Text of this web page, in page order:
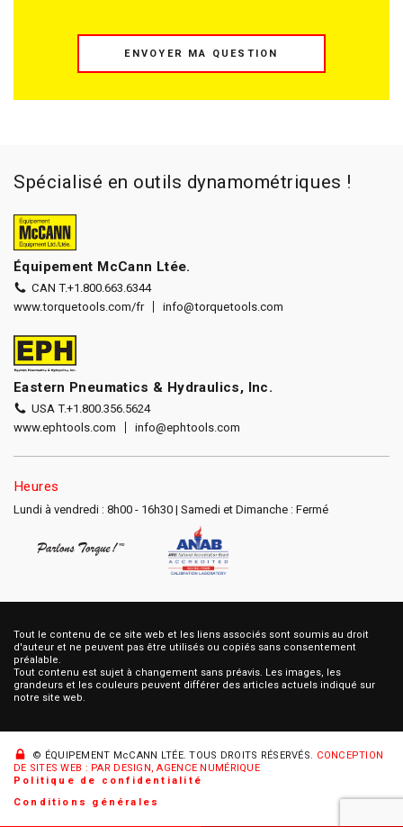
ENVOYER MA QUESTION
Spécialisé en outils dynamométriques !
Équipement McCann Ltée.
CAN T.+1.800.663.6344
www.torquetools.com/fr
info@torquetools.com
Eastern Pneumatics & Hydraulics, Inc.
USA T.+1.800.356.5624
www.ephtools.com
info@ephtools.com
Heures
Lundi à vendredi : 8h00 - 16h30 | Samedi et Dimanche : Fermé
Tout le contenu de ce site web et les liens associés sont soumis au droit
d'auteur et ne peuvent pas être utilisés ou copiés sans consentement
préalable.
Tout contenu est sujet à changement sans préavis. Les images, les
grandeurs et les couleurs peuvent différer des articles actuels indiqué sur
notre site web.
© ÉQUIPEMENT McCANN LTÉE.TOUS DROITS RÉSERVÉS. CONCEPTION
DE SITES WEB : PAR DESIGN, AGENCE NUMÉRIQUE
Politique de confidentialité
Conditions générales